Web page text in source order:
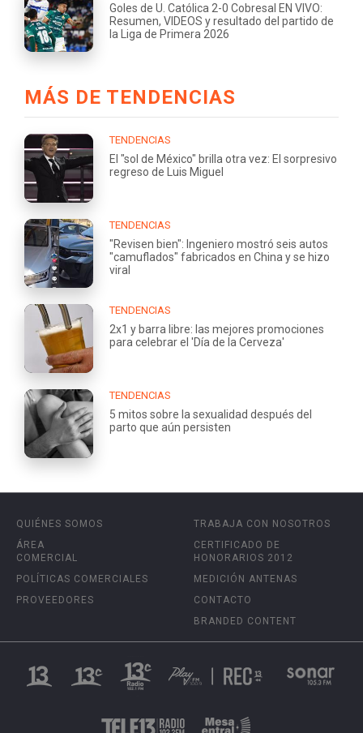
Goles de U. Católica 2-0 Cobresal EN VIVO:
Resumen, VIDEOS y resultado del partido de
la Liga de Primera 2026
MÁS DE TENDENCIAS
TENDENCIAS
El "sol de México" brilla otra vez: El sorpresivo
regreso de Luis Miguel
TENDENCIAS
"Revisen bien": Ingeniero mostró seis autos
"camuflados" fabricados en China y se hizo
viral
TENDENCIAS
2x1 y barra libre: las mejores promociones
para celebrar el 'Día de la Cerveza'
TENDENCIAS
5 mitos sobre la sexualidad después del
parto que aún persisten
QUIÉNES SOMOS
ÁREA
COMERCIAL
POLÍTICAS COMERCIALES
PROVEEDORES
TRABAJA CON NOSOTROS
CERTIFICADO DE
HONORARIOS 2012
MEDICIÓN ANTENAS
CONTACTO
BRANDED CONTENT